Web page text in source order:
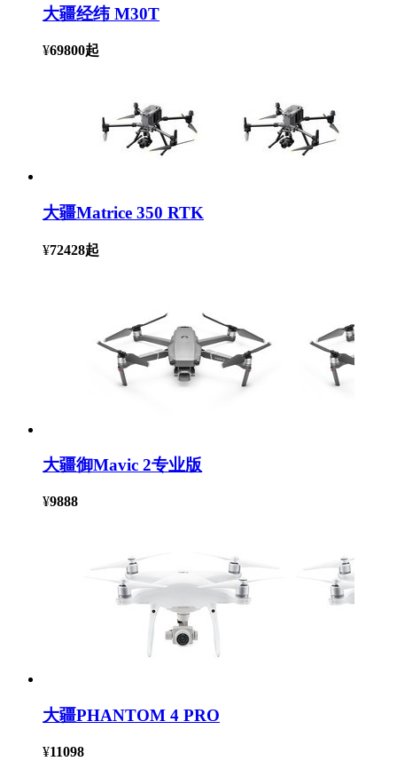
大疆经纬 M30T
¥69800起
大疆Matrice 350 RTK
¥72428起
大疆御Mavic 2专业版
¥9888
大疆PHANTOM 4 PRO
¥11098